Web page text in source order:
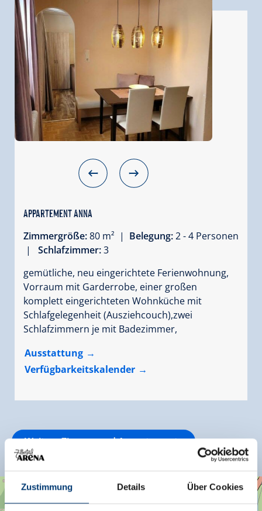
Zustimmung Details Über Cookies
Appartement Anna
Zimmergröße:80 m² | Belegung:2 - 4 Personen
|
Schlafzimmer:3
gemütliche, neu eingerichtete Ferienwohnung,
Vorraum mit Garderrobe, einer großen
komplett eingerichteten Wohnküche mit
Schlafgelegenheit (Ausziehcouch),zwei
Schlafzimmern je mit Badezimmer,
Ausstattung
Verfügbarkeitskalender
Weitere Zimmer und Appartements
Ferienwohnungen Alexandra
+